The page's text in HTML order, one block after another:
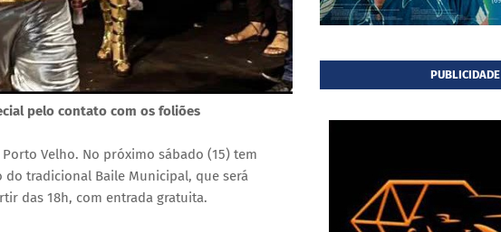
pelo contato com os foliões
Velho. No próximo sábado (15) tem
tradicional Baile Municipal, que será
das 18h, com entrada gratuita.
PUBLICIDADE